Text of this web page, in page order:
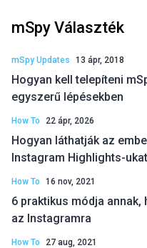
mSpy Választék
mSpy Updates 13 ápr, 2018
Hogyan kell telepíteni
egyszerű lépésekben
How To 22 ápr, 2026
Hogyan láthatják az
Instagram Highlights-
How To 16 nov, 2021
6 praktikus módja
az Instagramra
How To 27 aug, 2021